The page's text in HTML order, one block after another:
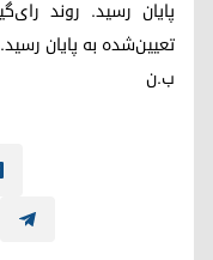
پایان رسید. روند
تعیین‌شده به پایان رسید.
ب.ن